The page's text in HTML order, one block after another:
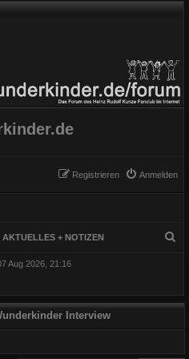
Anmelden
Registrieren
AKTUELLES + NOTIZEN
Aug 2026, 21:16
Interview